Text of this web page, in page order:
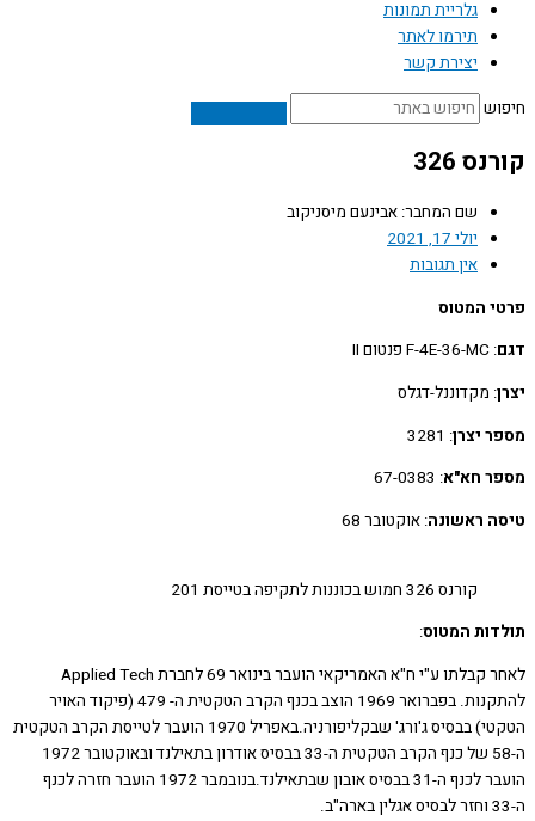
גלריית תמונות
תירמו לאתר
יצירת קשר
326
שם המחבר: אבינעם מיסניקוב
יולי 17, 2021
אין תגובות
המטוס
: מקדוננל-דגלס
יצרן: 3281
חא"א : 67-0383
ראשונה: אוקטובר 68
קורנס 326 חמוש בכוננות לתקיפה בטייסת 201
המטוס:
לאחר קבלתו ע"י ח"א האמריקאי הועבר בינואר 69 לחברת Applied Tech
להתקנות. בפברואר 1969 הוצב בכנף הקרב הטקטית ה- 479 (פיקוד האויר
הטקטי) בבסיס ג'ורג' שבקליפורניה.באפריל 1970 הועבר לטייסת הקרב הטקטית
ה-58 של כנף הקרב הטקטית ה-33 בבסיס אודרון בתאילנד ובאוקטובר 1972
הועבר לכנף ה-31 בבסיס אובון שבתאילנד.בנובמבר 1972 הועבר חזרה לכנף